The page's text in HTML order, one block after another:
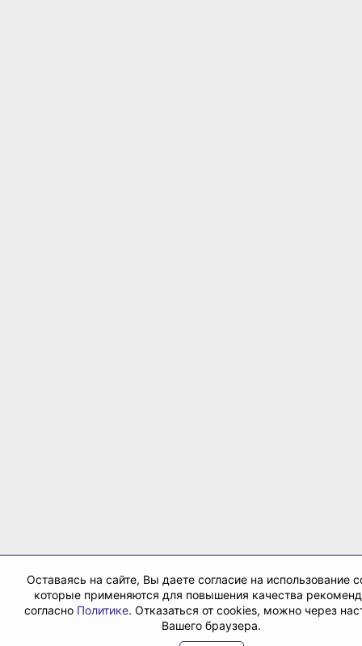
Оставаясь на сайте, Вы даете согласие на использование
которые применяются для повышения качества
согласно Политике. Отказаться от cookies, можно через
Вашего браузера.